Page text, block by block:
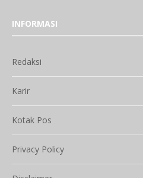
INFORMASI
Redaksi
Karir
Kotak Pos
Privacy Policy